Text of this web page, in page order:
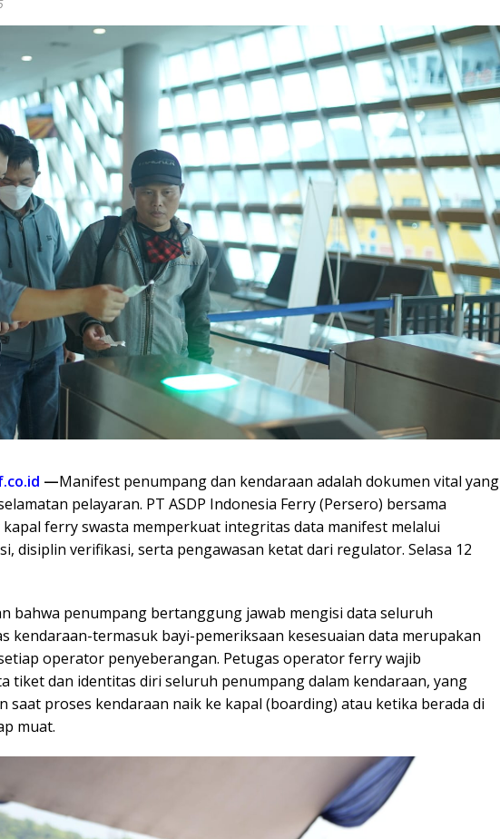
—Manifest penumpang dan kendaraan adalah dokumen vital yang
pelayaran. PT ASDP Indonesia Ferry (Persero) bersama
ferry swasta memperkuat integritas data manifest melalui
disiplin verifikasi, serta pengawasan ketat dari regulator. Selasa 12
bahwa penumpang bertanggung jawab mengisi data seluruh
kendaraan-termasuk bayi-pemeriksaan kesesuaian data merupakan
operator penyeberangan. Petugas operator ferry wajib
tiket dan identitas diri seluruh penumpang dalam kendaraan, yang
saat proses kendaraan naik ke kapal (boarding) atau ketika berada di
muat.